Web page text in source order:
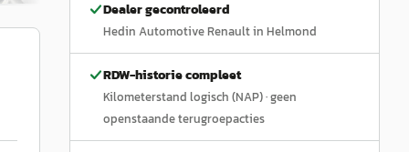
Dealer gecontroleerd
Hedin Automotive Renault in Helmond
RDW-historie compleet
Kilometerstand logisch (NAP)· geen
openstaande terugroepacties